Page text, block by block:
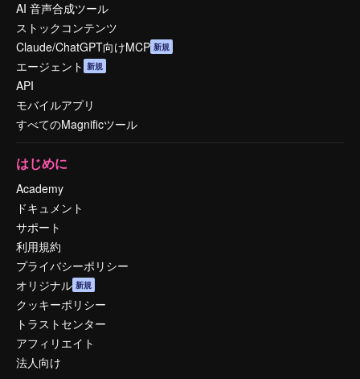
AI 音声合成ツール
ストックコンテンツ
Claude/ChatGPT向けMCP 新規
エージェント 新規
API
モバイルアプリ
すべてのMagnificツール
はじめに
Academy
ドキュメント
サポート
利用規約
プライバシーポリシー
オリジナル 新規
クッキーポリシー
トラストセンター
アフィリエイト
法人向け